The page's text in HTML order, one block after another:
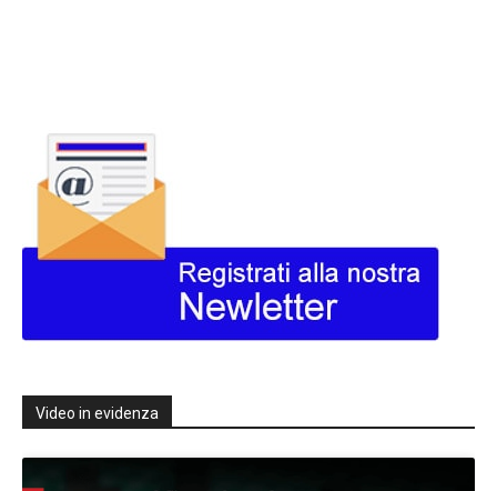
Video in evidenza